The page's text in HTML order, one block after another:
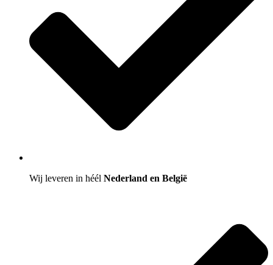
Wij leveren in héél Nederland en België